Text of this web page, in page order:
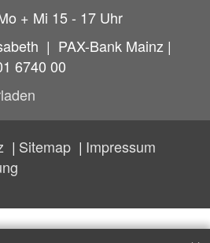
+ Mi 15 - 17 Uhr
| PAX-Bank Mainz |
6740 00
Sitemap
Impressum